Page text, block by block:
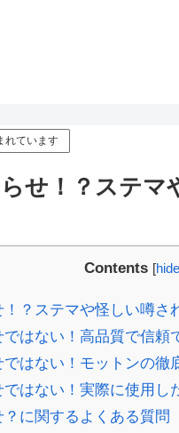
れています
せ！？ステマ
Contents [hide
？ステマや怪しい噂さ
はない！高品質で信頼
はない！モットンの徹
はない！実際に使用し
に関するよくある質問